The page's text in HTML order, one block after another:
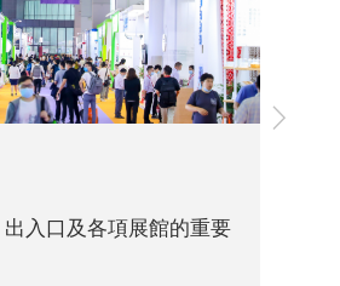
下
出入口及各項展館的重要